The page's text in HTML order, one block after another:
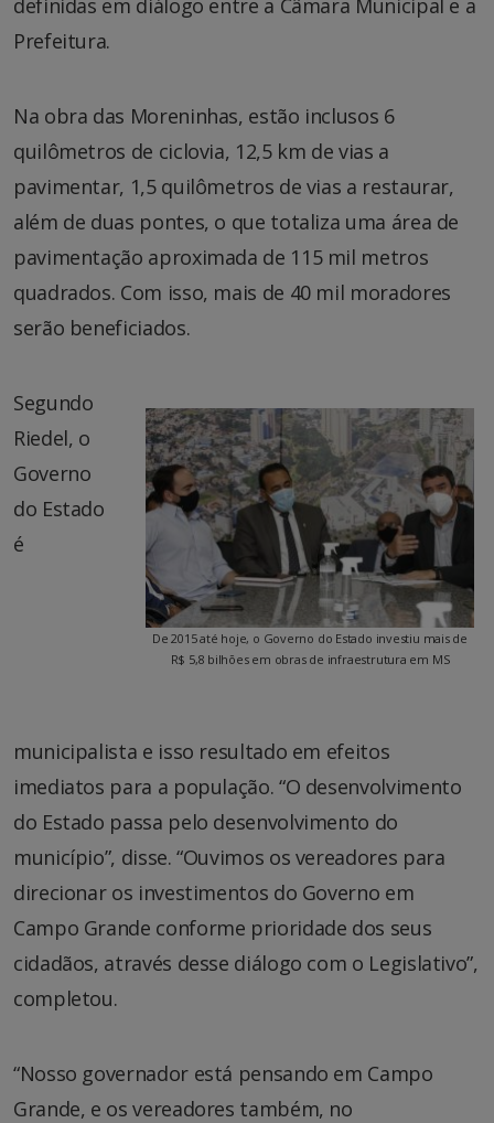
definidas em diálogo entre a Câmara Municipal e a
Prefeitura.
Na obra das Moreninhas, estão inclusos 6
quilômetros de ciclovia, 12,5 km de vias a
pavimentar, 1,5 quilômetros de vias a restaurar,
além de duas pontes, o que totaliza uma área de
pavimentação aproximada de 115 mil metros
quadrados. Com isso, mais de 40 mil moradores
serão beneficiados.
De 2015 até hoje, o Governo do Estado investiu mais de
R$ 5,8 bilhões em obras de infraestrutura em MS
Segundo
Riedel, o
Governo
do Estado
é
municipalista e isso resultado em efeitos
imediatos para a população. “O desenvolvimento
do Estado passa pelo desenvolvimento do
município”, disse. “Ouvimos os vereadores para
direcionar os investimentos do Governo em
Campo Grande conforme prioridade dos seus
cidadãos, através desse diálogo com o Legislativo”,
completou.
“Nosso governador está pensando em Campo
Grande, e os vereadores também, no